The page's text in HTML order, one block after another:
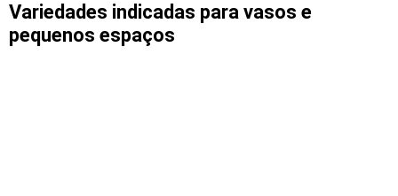
Variedades indicadas para vasos e
pequenos espaços